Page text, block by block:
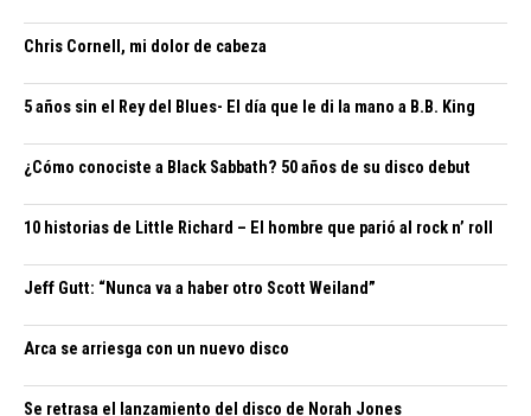
Chris Cornell, mi dolor de cabeza
5 años sin el Rey del Blues- El día que le di la mano a B.B. King
¿Cómo conociste a Black Sabbath? 50 años de su disco debut
10 historias de Little Richard – El hombre que parió al rock n’ roll
Jeff Gutt: “Nunca va a haber otro Scott Weiland”
Arca se arriesga con un nuevo disco
Se retrasa el lanzamiento del disco de Norah Jones